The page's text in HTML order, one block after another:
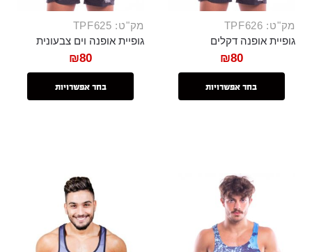
מק"ט: TPF626
גופיית אופנה דקלים
₪80
בחר אפשרויות
מק"ט: TPF625
גופיית אופנה וים צבעונית
₪80
בחר אפשרויות